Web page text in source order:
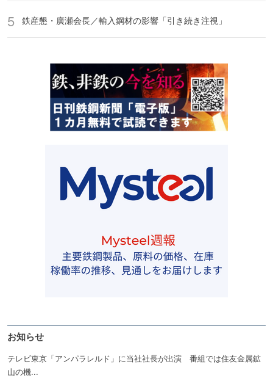
鉄産懇・廣瀬会長／輸入鋼材の影響「引き続き注視」
お知らせ
テレビ東京「アンパラレルド」に当社社長が出演 番組では住友金属鉱
山の機...